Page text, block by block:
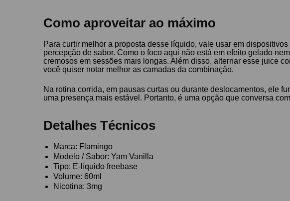
Como aproveitar ao máximo
Para curtir melhor a proposta desse líquido, vale usar em
percepção de sabor. Como o foco aqui não está em efeito gelado
cremosos em sessões mais longas. Além disso, alternar esse juice
você quiser notar melhor as camadas da combinação.
Na rotina corrida, em pausas curtas ou durante deslocamentos, ele
uma presença mais estável. Portanto, é uma opção que conversa
Detalhes Técnicos
Marca: Flamingo
Modelo / Sabor: Yam Vanilla
Tipo: E-líquido freebase
Volume: 60ml
Nicotina: 3mg